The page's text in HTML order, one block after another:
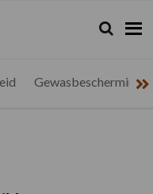
Zoeken...
Zoek
Gewasbescherming